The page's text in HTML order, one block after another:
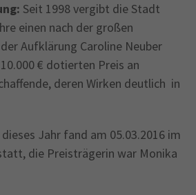
Seit 1998 vergibt die Stadt
einen nach der großen
Aufklärung Caroline Neuber
€ dotierten Preis an
deren Wirken deutlich in
Jahr fand am 05.03.2016 im
die Preisträgerin war Monika